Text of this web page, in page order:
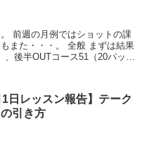
の課
。 全般 まずは結果
1日レッスン報告】テーク
引き方